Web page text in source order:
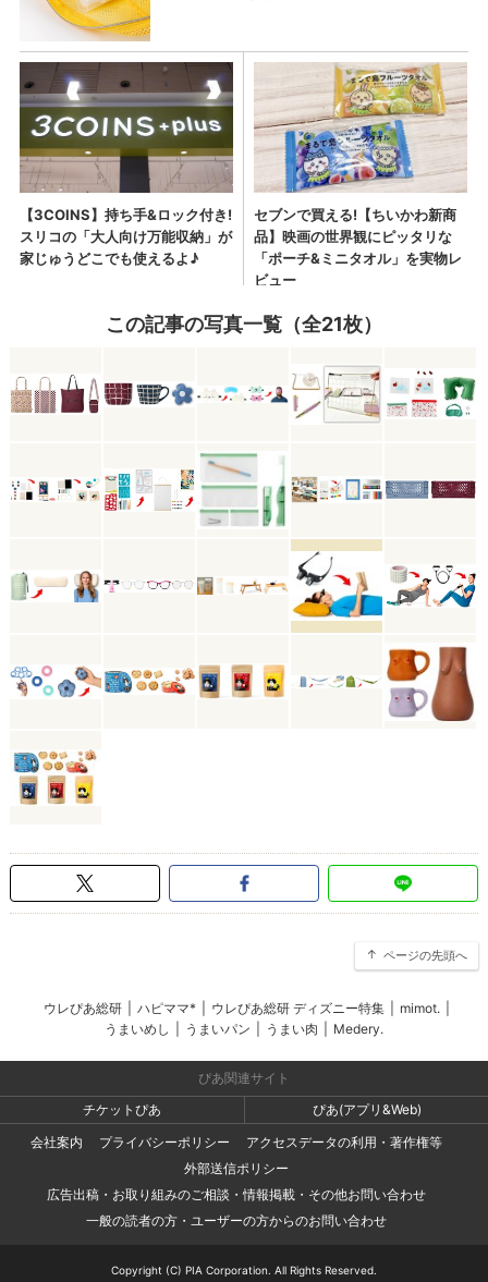
この記事の写真一覧（全21枚）
ページの先頭へ
ウレぴあ総研 ハピママ* ウレぴあ総研 ディズニー特集 mimot.
うまいめし
うまいパン うまい肉 Medery.
ぴあ関連サイト
チケットぴあ
ぴあ(アプリ&Web)
会社案内
プライバシーポリシー
アクセスデータの利用・著作権等
外部送信ポリシー
広告出稿・お取り組みのご相談・情報掲載・その他お問い合わせ
一般の読者の方・ユーザーの方からのお問い合わせ
Copyright (C) PIA Corporation. All Rights Reserved.